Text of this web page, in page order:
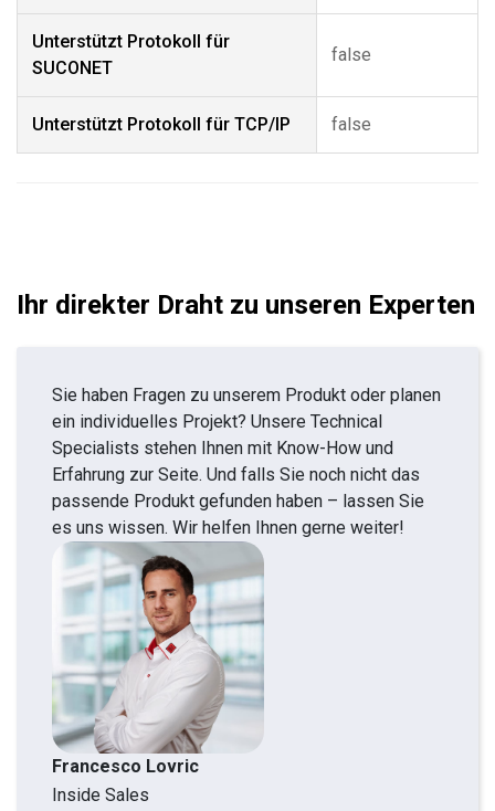
Unterstützt Protokoll für
SUCONET
false
Unterstützt Protokoll für TCP/IP false
Ihr direkter Draht zu unseren Experten
Sie haben Fragen zu unserem Produkt oder planen
ein individuelles Projekt? Unsere Technical
Specialists stehen Ihnen mit Know-How und
Erfahrung zur Seite. Und falls Sie noch nicht das
passende Produkt gefunden haben – lassen Sie
es uns wissen. Wir helfen Ihnen gerne weiter!
Francesco Lovric
Inside Sales